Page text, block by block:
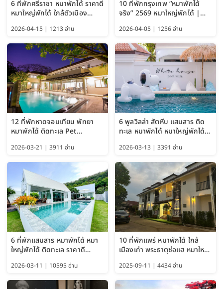
6 ที่พักศรีราชา หมาพักได้ ราคาดี
หมาใหญ่พักได้ ใกล้ตัวเมือง
2026-04-15 | 1213 อ่าน
10 ที่พักกรุงเทพ “หมาพักได้
จริง” 2569 หมาใหญ่พักได้ |
Bangkok อัปเดตล่าสุด
2026-04-05 | 1256 อ่าน
12 ที่พักหาดจอมเทียน พัทยา
หมาพักได้ ติดทะเล Pet
พักได้ อัปเดต 2569
2026-03-21 | 3911 อ่าน
6 พูลวิลล่า สัตหีบ แสมสาร ติด
ทะเล หมาพักได้ หมาใหญ่พักได้
2026-03-13 | 3391 อ่าน
6 ที่พักแสมสาร หมาพักได้ หมา
ใหญ่พักได้ ติดทะเล ราคาดี
2026-03-11 | 10595 อ่าน
10 ที่พักแพร่ หมาพักได้ ใกล้
เมืองเก่า พระธาตุช่อแฮ หมาใหญ่
2025-09-11 | 4434 อ่าน